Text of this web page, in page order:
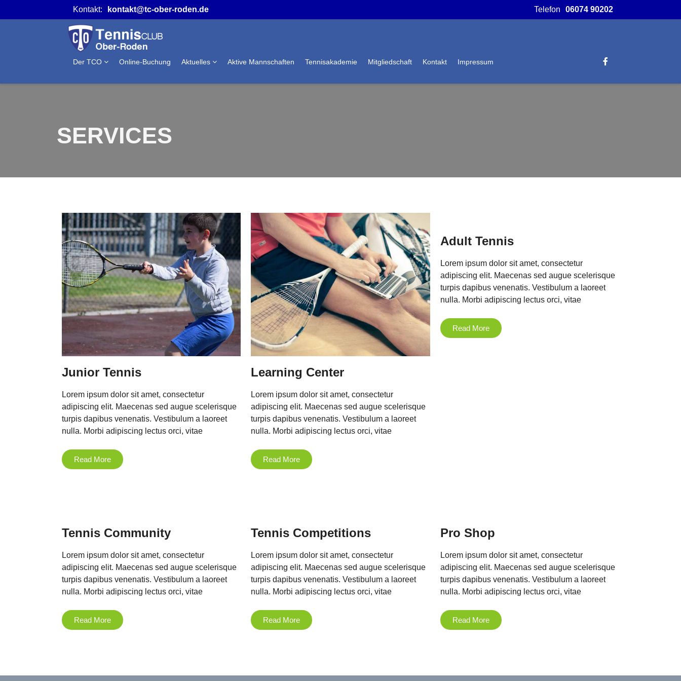
Kontakt: kontakt@tc-ober-roden.de Telefon 06074 90202
Der TCO Online-Buchung Aktuelles Aktive Mannschaften Tennisakademie Mitgliedschaft Kontakt Impressum
SERVICES
Junior Tennis
Lorem ipsum dolor sit amet, consectetur
adipiscing elit. Maecenas sed augue scelerisque
turpis dapibus venenatis. Vestibulum a laoreet
nulla. Morbi adipiscing lectus orci, vitae
Read More
Learning Center
Lorem ipsum dolor sit amet, consectetur
adipiscing elit. Maecenas sed augue scelerisque
turpis dapibus venenatis. Vestibulum a laoreet
nulla. Morbi adipiscing lectus orci, vitae
Read More
Adult Tennis
Lorem ipsum dolor sit amet, consectetur
adipiscing elit. Maecenas sed augue scelerisque
turpis dapibus venenatis. Vestibulum a laoreet
nulla. Morbi adipiscing lectus orci, vitae
Read More
Tennis Community
Lorem ipsum dolor sit amet, consectetur
adipiscing elit. Maecenas sed augue scelerisque
turpis dapibus venenatis. Vestibulum a laoreet
nulla. Morbi adipiscing lectus orci, vitae
Read More
Tennis Competitions
Lorem ipsum dolor sit amet, consectetur
adipiscing elit. Maecenas sed augue scelerisque
turpis dapibus venenatis. Vestibulum a laoreet
nulla. Morbi adipiscing lectus orci, vitae
Read More
Pro Shop
Lorem ipsum dolor sit amet, consectetur
adipiscing elit. Maecenas sed augue scelerisque
turpis dapibus venenatis. Vestibulum a laoreet
nulla. Morbi adipiscing lectus orci, vitae
Read More